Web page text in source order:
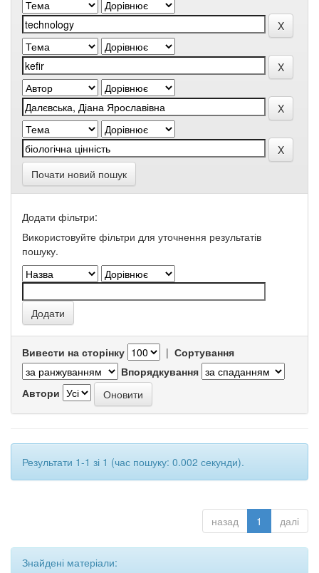
Почати новий пошук
Додати фільтри:
Використовуйте фільтри для уточнення результатів
пошуку.
Вивести на сторінку | Сортування
Впорядкування
Автори
Результати 1-1 зі 1 (час пошуку: 0.002 секунди).
назад 1 далі
Знайдені матеріали: